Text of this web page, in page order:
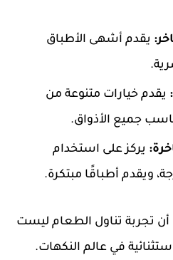
يقدم أشهى الأطباق
يقدم خيارات متنوعة من
جميع الأذواق.
يركز على استخدام
ويقدم أطباقًا مبتكرة.
أن تجربة تناول الطعام ليست
في عالم النكهات.